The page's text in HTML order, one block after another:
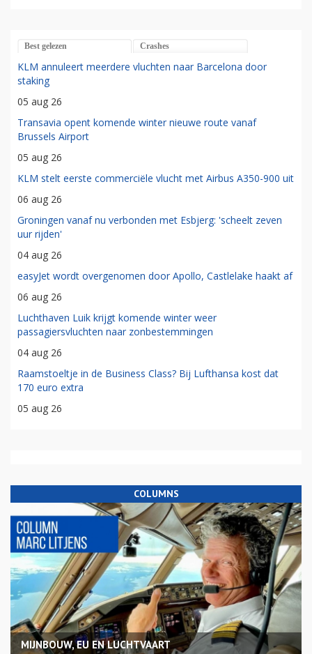
Best gelezen Crashes
KLM annuleert meerdere vluchten naar Barcelona door
staking
05 aug 26
Transavia opent komende winter nieuwe route vanaf
Brussels Airport
05 aug 26
KLM stelt eerste commerciële vlucht met Airbus A350-900 uit
06 aug 26
Groningen vanaf nu verbonden met Esbjerg: 'scheelt zeven
uur rijden'
04 aug 26
easyJet wordt overgenomen door Apollo, Castlelake haakt af
06 aug 26
Luchthaven Luik krijgt komende winter weer
passagiersvluchten naar zonbestemmingen
04 aug 26
Raamstoeltje in de Business Class? Bij Lufthansa kost dat
170 euro extra
05 aug 26
COLUMNS
MIJNBOUW, EU EN LUCHTVAART